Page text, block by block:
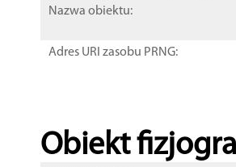
Nazwa obiektu:
Adres URI zasobu PRNG:
Obiekt